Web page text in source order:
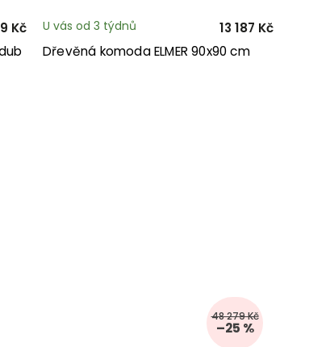
Kč
Dřevěná komoda ELMER 90x90 cm
U vás od 3 týdnů 13 187 Kč
48 279 Kč
–25 %